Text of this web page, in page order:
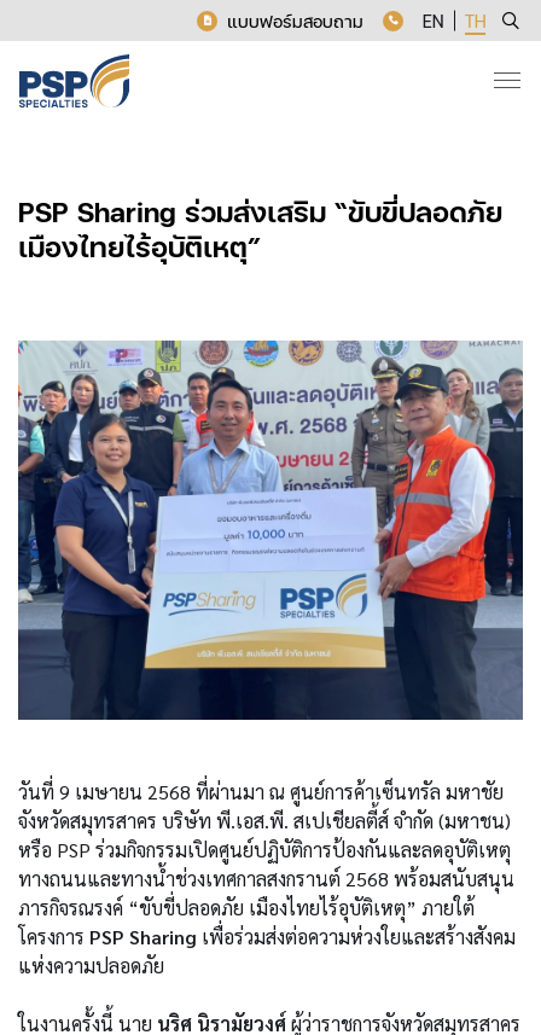
แบบฟอร์มสอบถาม EN TH
PSP Sharing ร่วมส่งเสริม “ขับขี่ปลอดภัย
เมืองไทยไร้อุบัติเหตุ”
วันที่ 9 เมษายน 2568 ที่ผ่านมา ณ ศูนย์การค้าเซ็นทรัล มหาชัย
จังหวัดสมุทรสาคร บริษัท พี.เอส.พี. สเปเชียลตี้ส์ จำกัด (มหาชน)
หรือ PSP ร่วมกิจกรรมเปิดศูนย์ปฏิบัติการป้องกันและลดอุบัติเหตุ
ทางถนนและทางน้ำช่วงเทศกาลสงกรานต์ 2568 พร้อมสนับสนุน
ภารกิจรณรงค์ “ขับขี่ปลอดภัย เมืองไทยไร้อุบัติเหตุ” ภายใต้
โครงการ PSP Sharing เพื่อร่วมส่งต่อความห่วงใยและสร้างสังคม
แห่งความปลอดภัย
ในงานครั้งนี้ นาย นริศ นิรามัยวงศ์ผู้ว่าราชการจังหวัดสมุทรสาคร